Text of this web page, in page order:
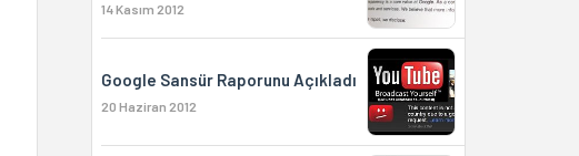
14 Kasım 2012
Google Sansür Raporunu Açıkladı
20 Haziran 2012